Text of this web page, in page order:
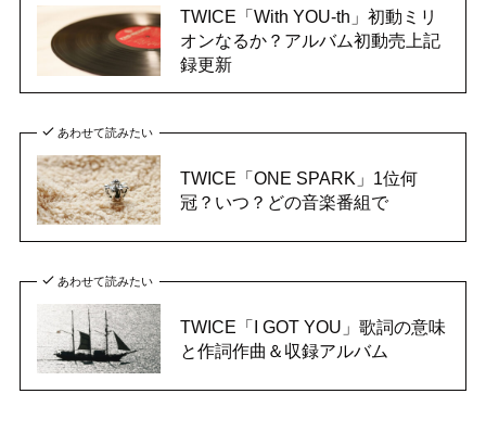
TWICE「With YOU-th」初動ミリ
オンなるか？アルバム初動売上記
録更新
あわせて読みたい
TWICE「ONE SPARK」1位何
冠？いつ？どの音楽番組で
あわせて読みたい
TWICE「I GOT YOU」歌詞の意味
と作詞作曲＆収録アルバム